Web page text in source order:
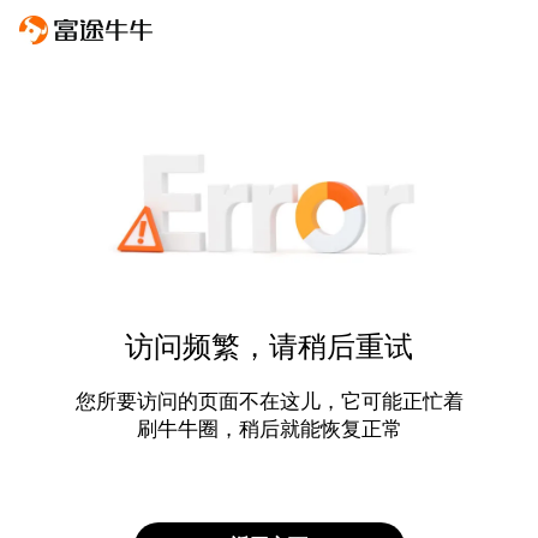
访问频繁，请稍后重试
您所要访问的页面不在这儿，它可能正忙着
刷牛牛圈，稍后就能恢复正常